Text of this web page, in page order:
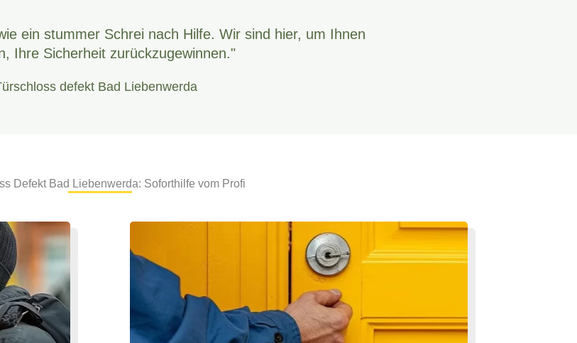
ein stummer Schrei nach Hilfe. Wir sind hier, um Ihnen
Ihre Sicherheit zurückzugewinnen."
defekt Bad Liebenwerda
Defekt Bad Liebenwerda: Soforthilfe vom Profi